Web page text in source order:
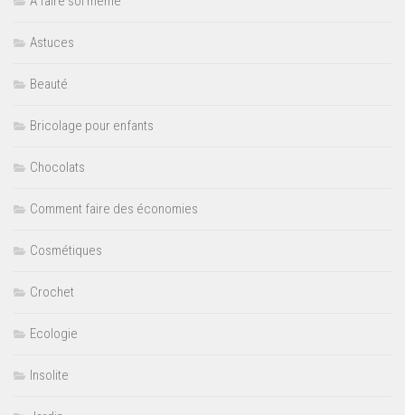
Astuces
Beauté
Bricolage pour enfants
Chocolats
Comment faire des économies
Cosmétiques
Crochet
Ecologie
Insolite